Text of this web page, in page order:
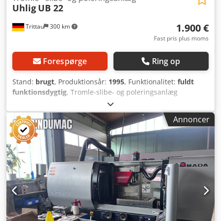
Trittau 300 km
Uhlig UB 22
1.900 €
Fast pris plus moms
Forespørge Ring op
Stand: brugt, Produktionsår: 1995, Funktionalitet: fuldt
funktionsdygtig, Tromle-slibe- og poleringsanlæg
Fabrikant: UHLIG, Type UB 22 Årgang: 1995 Tekniske data
Crsdjyw Rhmspfx Ad Isf Fabrikat: Werner Uhlig Type: UB 22
Årgang: 1995 Drivsystem: Snekkedrev med motor
Omdrejningstal: 5,6 – 54 o/min. Aksel: 25 mm, maks.
drejningsmoment 34 Nm Motoreffekt: 0,25 kW Mål: ca. 1,00
x 0,90 x 1,20 m Vægt: ca. kg Udstyr - Styring med
frekvensomformer - 2 stk. enkeltkammer tromler, ca. 200
mm brede, Ø 260 mm - Trinløs indstilling af
tromlehastighed - Ferskvandsgummislange -
Afløbstilslutning for spildevand Alle oplysninger uden
ansvar. Demonstration med strømtilslutning er til enhver
tid muligt i vores udstillingshal.
Annoncer